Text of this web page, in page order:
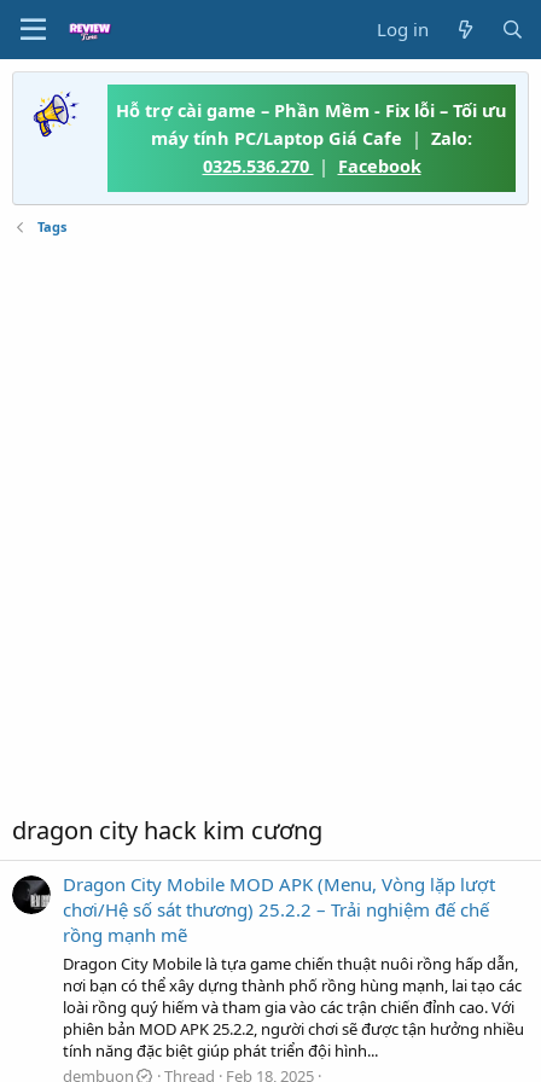
Log in
Hỗ trợ cài game – Phần Mềm - Fix lỗi – Tối ưu
máy tính PC/Laptop Giá Cafe | Zalo:
0325.536.270 | Facebook
Tags
dragon city hack kim cương
Dragon City Mobile MOD APK (Menu, Vòng lặp lượt
chơi/Hệ số sát thương) 25.2.2 – Trải nghiệm đế chế
rồng mạnh mẽ
Dragon City Mobile là tựa game chiến thuật nuôi rồng hấp dẫn,
nơi bạn có thể xây dựng thành phố rồng hùng mạnh, lai tạo các
loài rồng quý hiếm và tham gia vào các trận chiến đỉnh cao. Với
phiên bản MOD APK 25.2.2, người chơi sẽ được tận hưởng nhiều
tính năng đặc biệt giúp phát triển đội hình...
dembuon
Thread Feb 18, 2025